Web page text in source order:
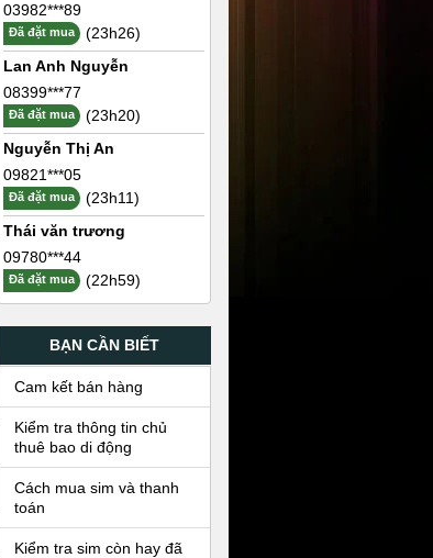
03982***89
Đã đặt mua
(23h26)
Lan Anh Nguyễn
08399***77
Đã đặt mua
(23h20)
Nguyễn Thị An
09821***05
Đã đặt mua
(23h11)
Thái văn trương
09780***44
Đã đặt mua (22h59)
BẠN CẦN BIẾT
Cam kết bán hàng
Kiểm tra thông tin chủ
thuê bao di động
Cách mua sim và thanh
toán
Kiểm tra sim còn hay đã